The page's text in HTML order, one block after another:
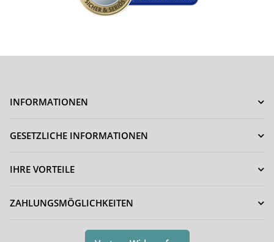
INFORMATIONEN
GESETZLICHE INFORMATIONEN
IHRE VORTEILE
ZAHLUNGSMÖGLICHKEITEN